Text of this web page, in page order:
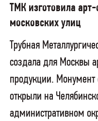
ТМК изготовила
московских улиц
Трубная
создала для Москвы
продукции.
открыли на
административном